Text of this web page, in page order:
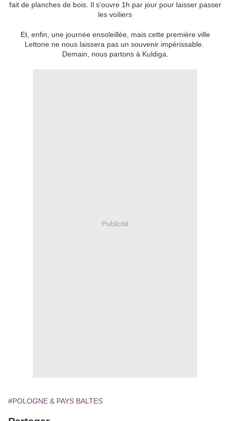
fait de planches de bois. Il s’ouvre 1h par jour pour laisser passer
les voiliers
Et, enfin, une journée ensoleillée, mais cette première ville
Lettone ne nous laissera pas un souvenir impérissable.
Demain, nous partons à Kuldiga.
Publicité
#POLOGNE & PAYS BALTES